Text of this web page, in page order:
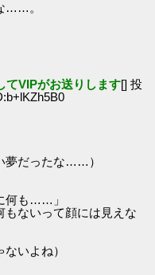
……。
てVIPがお送りします[] 投
夢だったな……）
何も……」
もないって顔には見えな
いよね）